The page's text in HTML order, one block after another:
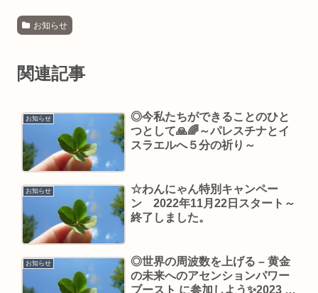
お知らせ
関連記事
お知らせ
◎今私たちができることのひと
つとして🙏🌈～パレスチナとイ
スラエルへ５分の祈り～
お知らせ
☆わんにゃん特別キャンペー
ン 2022年11月22日スタート～
終了しました。
お知らせ
◎世界の周波数を上げる – 黄金
の未来へのアセンションパワー
ブースト に参加しよう✨2023 年